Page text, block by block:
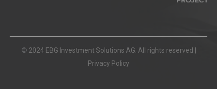
© 2024 EBG Investment Solutions AG. All rights reserved |
Privacy Policy